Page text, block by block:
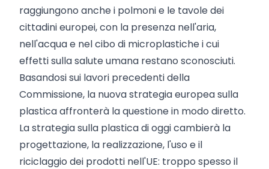
raggiungono anche i polmoni e le tavole dei
cittadini europei, con la presenza nell'aria,
nell'acqua e nel cibo di microplastiche i cui
effetti sulla salute umana restano sconosciuti.
Basandosi sui lavori precedenti della
Commissione, la nuova strategia europea sulla
plastica affronterà la questione in modo diretto.
La strategia sulla plastica di oggi cambierà la
progettazione, la realizzazione, l'uso e il
riciclaggio dei prodotti nell'UE: troppo spesso il